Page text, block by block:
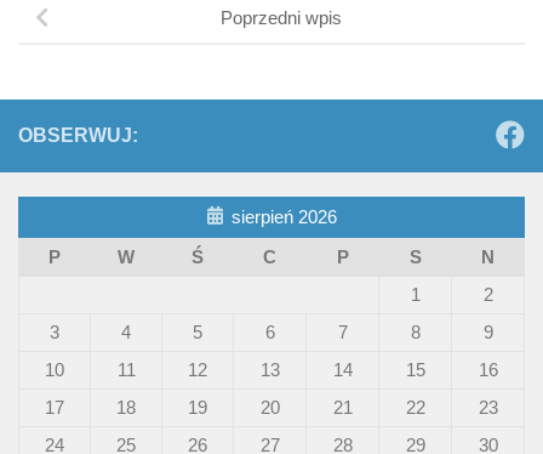
Poprzedni wpis
OBSERWUJ:
sierpień 2026
P
W Ś C P S
N
1
2
3
4 5 6 7 8
9
10
11 12 13 14 15
16
17
18 19 20 21 22
23
24
25 26 27 28 29
30